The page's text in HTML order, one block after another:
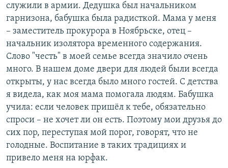
служили в армии. Дедушка был начальником
гарнизона, бабушка была радисткой. Мама у меня
– заместитель прокурора в Ноябрьске, отец –
начальник изолятора временного содержания.
Слово "честь" в моей семье всегда значило очень
много. В нашем доме двери для людей были всегда
открыты, у нас всегда было много гостей. С детства
я видела, как моя мама помогала людям. Бабушка
учила: если человек пришёл к тебе, обязательно
спроси – не хочет ли он есть. Поэтому мои друзья до
сих пор, переступая мой порог, говорят, что не
голодные. Воспитание в таких традициях и
привело меня на юрфак.